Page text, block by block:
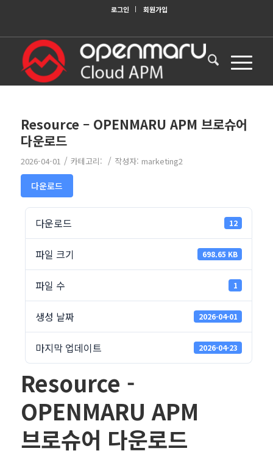
로그인 회원가입
Resource – OPENMARU APM 브로슈어
다운로드
2026-04-01 / 카테고리: / 작성자: marketing2
다운로드
다운로드 12
파일 크기 698.65 KB
파일 수 1
생성 날짜 2026-04-01
마지막 업데이트 2026-04-23
Resource -
OPENMARU APM
브로슈어 다운로드